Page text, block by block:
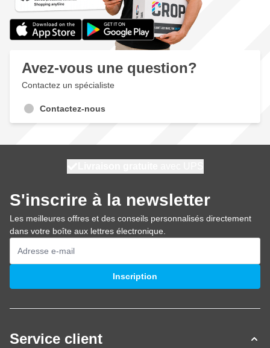
Avez-vous une question?
Contactez un spécialiste
Contactez-nous
S'inscrire à la newsletter
Les meilleures offres et des conseils personnalisés directement
dans votre boîte aux lettres électronique.
Adresse mail
Inscription
Service client